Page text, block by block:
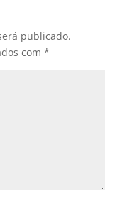
publicado.
com *